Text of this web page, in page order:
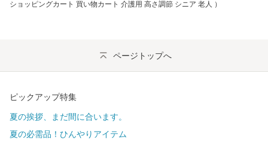
ショッピングカート 買い物カート 介護用 高さ調節 シニア 老人 ）
ページトップへ
ピックアップ特集
夏の挨拶、まだ間に合います。
夏の必需品！ひんやりアイテム